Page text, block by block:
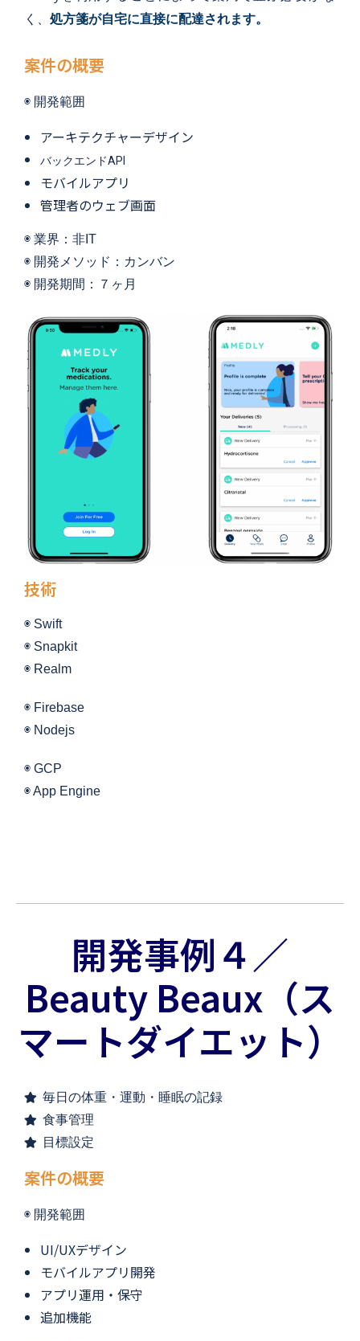
く、 処方箋が自宅に直接に配達されます。
案件の概要
◉ 開発範囲
アーキテクチャーデザイン
バックエンドAPI
モバイルアプリ
管理者のウェブ画面
◉ 業界：非IT
◉ 開発メソッド：カンバン
◉ 開発期間：７ ヶ月
技術
◉ Swift
◉ Snapkit
◉ Realm
◉ Firebase
◉ Nodejs
◉ GCP
◉ App Engine
開発事例４／
Beauty Beaux（ス
マートダイエット）
毎日の体重・運動・睡眠の記録
食事管理
目標設定
案件の概要
◉ 開発範囲
UI/UXデザイン
モバイルアプリ開発
アプリ運用・保守
追加機能